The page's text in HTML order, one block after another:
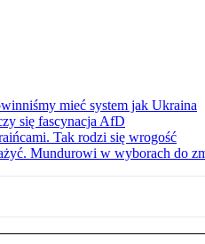
mieć system jak Ukraina
się fascynacja AfD
Tak rodzi się wrogość
Mundurowi w wyborach do